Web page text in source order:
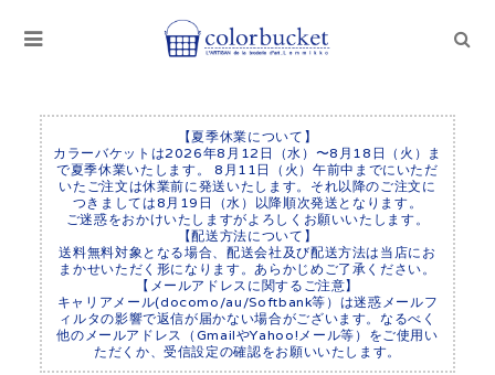
【夏季休業について】
カラーバケットは2026年8月12日（水）〜8月18日（火）ま
で夏季休業いたします。 8月11日（火）午前中までにいただ
いたご注文は休業前に発送いたします。それ以降のご注文に
つきましては8月19日（水）以降順次発送となります。
ご迷惑をおかけいたしますがよろしくお願いいたします。
【配送方法について】
送料無料対象となる場合、配送会社及び配送方法は当店にお
まかせいただく形になります。あらかじめご了承ください。
【メールアドレスに関するご注意】
キャリアメール(docomo/au/Softbank等）は迷惑メールフ
ィルタの影響で返信が届かない場合がございます。なるべく
他のメールアドレス（GmailやYahoo!メール等）をご使用い
ただくか、受信設定の確認をお願いいたします。